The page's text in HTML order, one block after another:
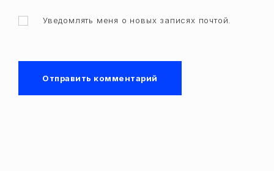
Уведомлять меня о новых записях почтой.